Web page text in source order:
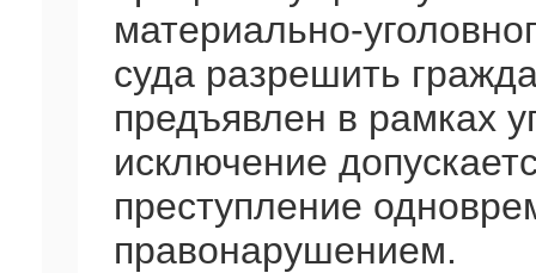
материально-
суда разрешить
предъявлен в рамках
исключение
преступление
правонарушением.